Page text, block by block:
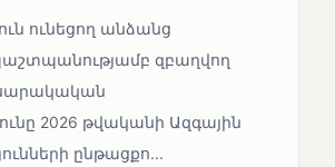
ունեցող անձանց
զբաղվող
2026 թվականի Ազգային
ընթացքո...